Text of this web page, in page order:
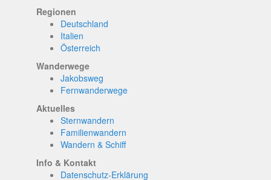
Regionen
Deutschland
Italien
Österreich
Wanderwege
Jakobsweg
Fernwanderwege
Aktuelles
Sternwandern
Familienwandern
Wandern & Schiff
Info & Kontakt
Datenschutz-Erklärung